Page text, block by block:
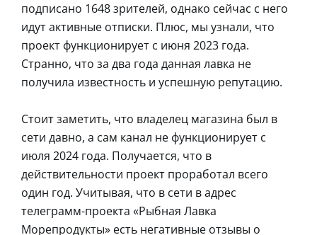
подписано 1648 зрителей, однако сейчас с него
идут активные отписки. Плюс, мы узнали, что
проект функционирует с июня 2023 года.
Странно, что за два года данная лавка не
получила известность и успешную репутацию.
Стоит заметить, что владелец магазина был в
сети давно, а сам канал не функционирует с
июля 2024 года. Получается, что в
действительности проект проработал всего
один год. Учитывая, что в сети в адрес
телеграмм-проекта «Рыбная Лавка
Морепродукты» есть негативные отзывы о